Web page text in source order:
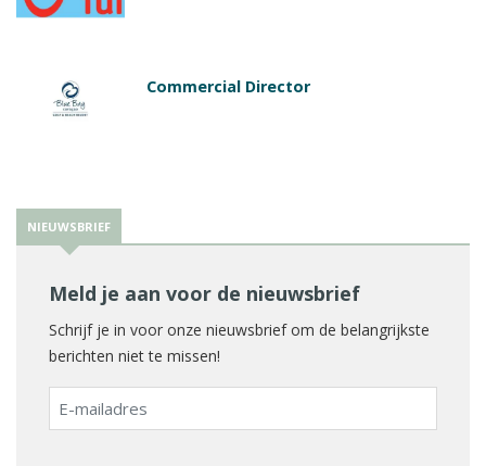
Commercial Director
NIEUWSBRIEF
Meld je aan voor de nieuwsbrief
Schrijf je in voor onze nieuwsbrief om de belangrijkste
berichten niet te missen!
E-
mailadres